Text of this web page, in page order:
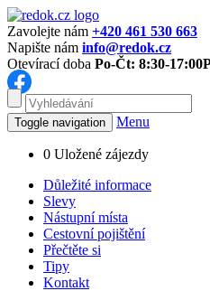
Zavolejte nám +420 461 530 663
Napište nám info@redok.cz
Otevírací doba Po-Čt: 8:30-17:00
Toggle navigation Menu
0 Uložené zájezdy
Důležité informace
Slevy
Nástupní místa
Cestovní pojištění
Přečtěte si
Tipy
Kontakt